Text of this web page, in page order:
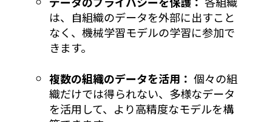
は、自組織のデータを外部に出すこと
なく、機械学習モデルの学習に参加で
きます。
複数の組織のデータを活用： 個々の組
織だけでは得られない、多様なデータ
を活用して、より高精度なモデルを構